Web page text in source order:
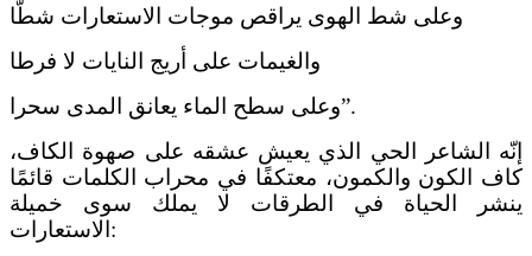
والغيمات على أريج النايات لا فرطا
وعلى سطح الماء يعانق المدى سحرا”.
إنّه الشاعر الحي الذي يعيش عشقه على صهوة الكاف،
كاف الكون والكمون، معتكفًا في محراب الكلمات قائمًا
ينشر الحياة في الطرقات لا يملك سوى خميلة
الاستعارات: